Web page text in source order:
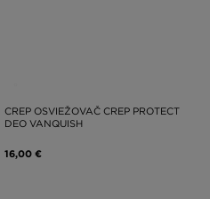
CREP OSVIEŽOVAČ CREP PROTECT
DEO VANQUISH
16,00 €